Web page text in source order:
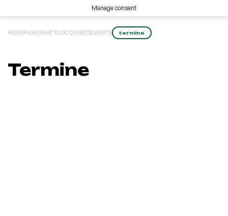
Manage consent
HOMEPAGE|WHAT TO DO QUÉBEC|EVENTS| termine
Termine